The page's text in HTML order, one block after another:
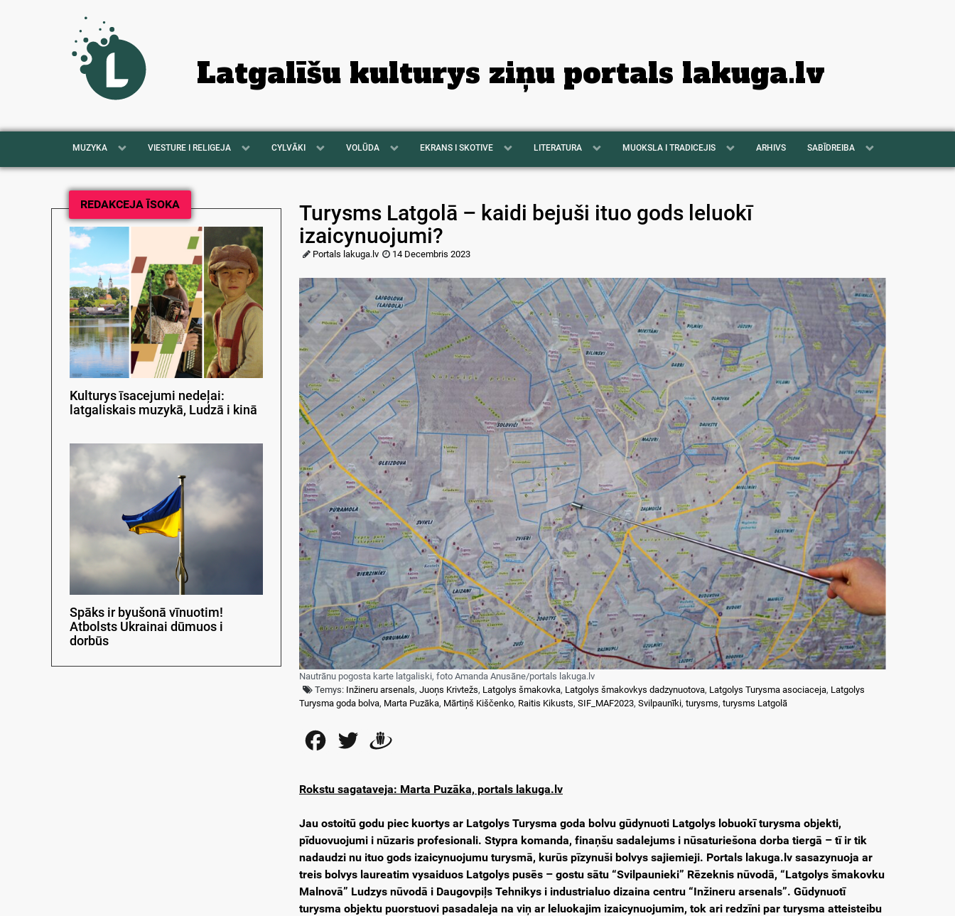
Latgalīšu kulturys ziņu portals lakuga.lv
MUZYKA VIESTURE I RELIGEJA CYLVĀKI VOLŪDA EKRANS I SKOTIVE LITERATURA MUOKSLA I TRADICEJIS ARHIVS SABĪDREIBA
REDAKCEJA ĪSOKA
Kulturys īsacejumi nedeļai:
latgaliskais muzykā, Ludzā i kinā
Spāks ir byušonā vīnuotim!
Atbolsts Ukrainai dūmuos i
dorbūs
Turysms Latgolā – kaidi bejuši ituo gods leluokī
izaicynuojumi?
Portals lakuga.lv 14 Decembris 2023
Nautrānu pogosta karte latgaliski, foto Amanda Anusāne/portals lakuga.lv
Temys: Inžineru arsenals, Juoņs Krivtežs, Latgolys šmakovka, Latgolys šmakovkys dadzynuotova, Latgolys Turysma asociaceja, Latgolys
Turysma goda bolva, Marta Puzāka, Mārtiņš Kiščenko, Raitis Kikusts, SIF_MAF2023, Svilpaunīki, turysms, turysms Latgolā
FacebookTwitter
Rokstu sagataveja: Marta Puzāka, portals lakuga.lv
Jau ostoitū godu piec kuortys ar Latgolys Turysma goda bolvu gūdynuoti Latgolys lobuokī turysma objekti,
pīduovuojumi i nūzaris profesionali. Stypra komanda, finaņšu sadalejums i nūsaturiešona dorba tiergā – tī ir tik
nadaudzi nu ituo gods izaicynuojumu turysmā, kurūs pīzynuši bolvys sajiemieji. Portals lakuga.lv sasazynuoja ar
treis bolvys laureatim vysaiduos Latgolys pusēs – gostu sātu “Svilpaunieki” Rēzeknis nūvodā, “Latgolys šmakovku
Malnovā” Ludzys nūvodā i Daugovpiļs Tehnikys i industrialuo dizaina centru “Inžineru arsenals”. Gūdynuotī
turysma objektu puorstuovi pasadaleja na viņ ar leluokajim izaicynuojumim, tok ari redzīni par turysma atteisteibu